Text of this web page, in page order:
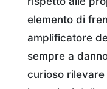
elemento di
amplificatore
sempre a
curioso